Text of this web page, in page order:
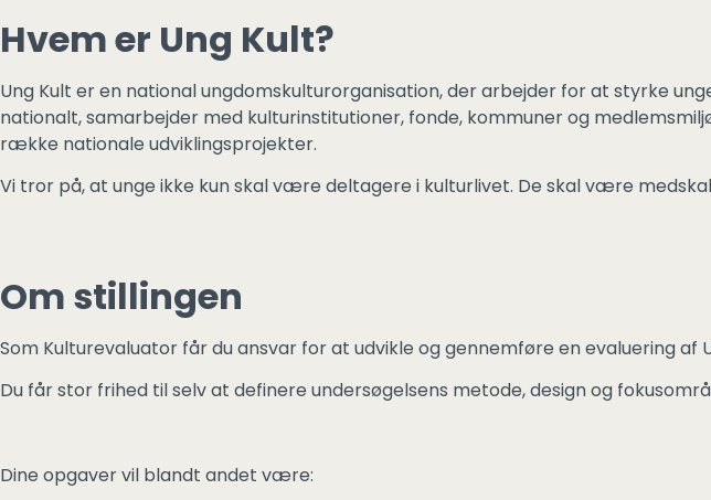
Hvem er Ung Kult?
Ung Kult er en national ungdomskulturorganisation, der arbejder for at styrke
nationalt, samarbejder med kulturinstitutioner, fonde, kommuner og
række nationale udviklingsprojekter.
Vi tror på, at unge ikke kun skal være deltagere i kulturlivet. De skal være
Om stillingen
Som Kulturevaluator får du ansvar for at udvikle og gennemføre en evaluering af
Du får stor frihed til selv at definere undersøgelsens metode, design og
Dine opgaver vil blandt andet være: